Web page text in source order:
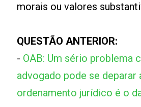
morais ou valores
QUESTÃO ANTERIOR:
- OAB: Um sério problema
advogado pode se deparar
ordenamento jurídico é o